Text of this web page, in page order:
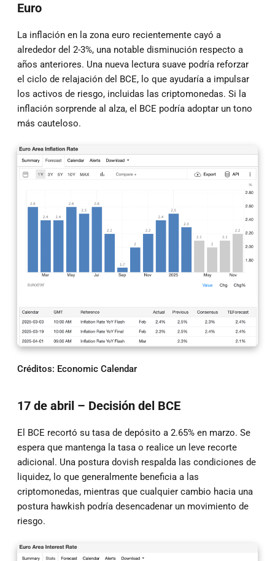
Euro
La inflación en la zona euro recientemente cayó a
alrededor del 2-3%, una notable disminución respecto a
años anteriores. Una nueva lectura suave podría reforzar
el ciclo de relajación del BCE, lo que ayudaría a impulsar
los activos de riesgo, incluidas las criptomonedas. Si la
inflación sorprende al alza, el BCE podría adoptar un tono
más cauteloso.
Créditos: Economic Calendar
17 de abril – Decisión del BCE
El BCE recortó su tasa de depósito a 2.65% en marzo. Se
espera que mantenga la tasa o realice un leve recorte
adicional. Una postura dovish respalda las condiciones de
liquidez, lo que generalmente beneficia a las
criptomonedas, mientras que cualquier cambio hacia una
postura hawkish podría desencadenar un movimiento de
riesgo.